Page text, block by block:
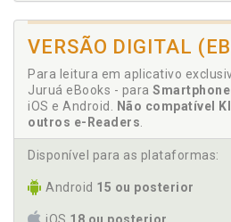
VERSÃO DIGITAL
Para leitura em aplicativo
Juruá eBooks - para
iOS e Android.
Não compatível
outros e-Readers
Disponível para as plataformas:
Android 15 ou posterior